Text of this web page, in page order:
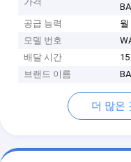
공급 능력
월
모델 번호
배달 시간
15
브랜드 이름
더 많은